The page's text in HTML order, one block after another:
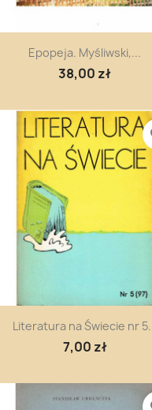
Szybki podgląd
Epopeja. Myśliwski,...
38,00 zł
Szybki podgląd
Literatura na Świecie nr
7,00 zł